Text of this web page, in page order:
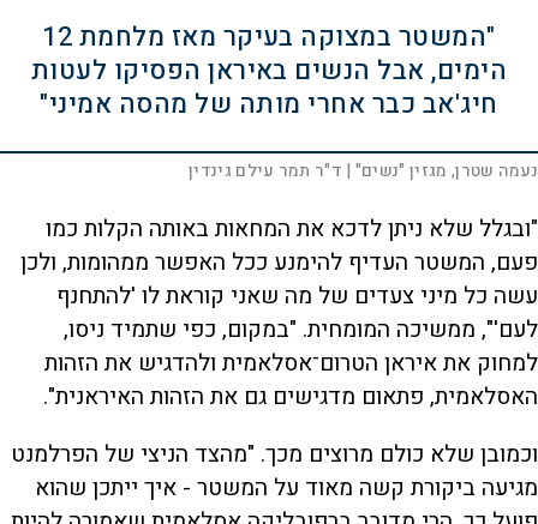
"המשטר במצוקה בעיקר מאז מלחמת 12
הימים, אבל הנשים באיראן הפסיקו לעטות
חיג'אב כבר אחרי מותה של מהסה אמיני"
נעמה שטרן, מגזין "נשים" | ד"ר תמר עילם גינדין
"ובגלל שלא ניתן לדכא את המחאות באותה הקלות כמו
פעם, המשטר העדיף להימנע ככל האפשר ממהומות, ולכן
עשה כל מיני צעדים של מה שאני קוראת לו 'להתחנף
לעם'", ממשיכה המומחית. "במקום, כפי שתמיד ניסו,
למחוק את איראן הטרום־אסלאמית ולהדגיש את הזהות
האסלאמית, פתאום מדגישים גם את הזהות האיראנית".
וכמובן שלא כולם מרוצים מכך. "מהצד הניצי של הפרלמנט
מגיעה ביקורת קשה מאוד על המשטר - איך ייתכן שהוא